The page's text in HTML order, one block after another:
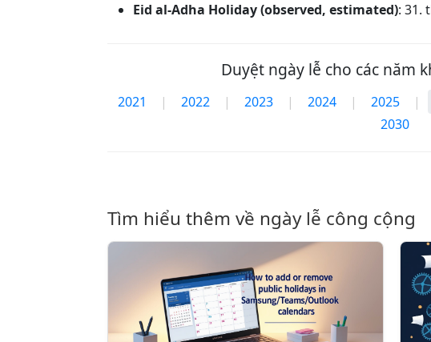
Eid al-Adha Holiday (observed, estimated): 31.
Duyệt ngày lễ cho các năm
2021 | 2022 | 2023 | 2024 | 2025 |
2030
Tìm hiểu thêm về ngày lễ công cộng